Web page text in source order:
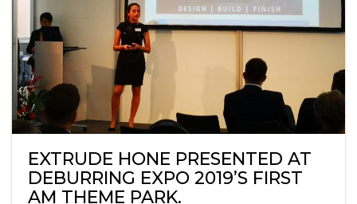
EXTRUDE HONE PRESENTED AT
DEBURRING EXPO 2019’S FIRST
AM THEME PARK.